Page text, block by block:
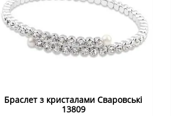
Браслет з кристалами Сваровські
13809